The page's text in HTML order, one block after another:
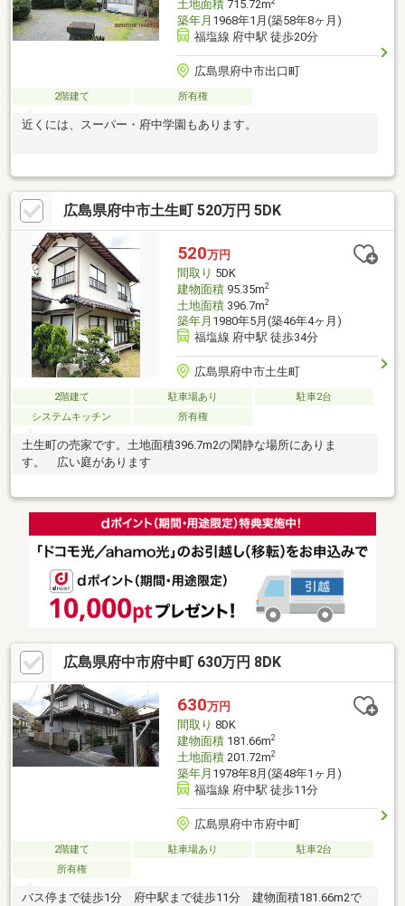
土地面積715.72m
築年月 1968年1月(築58年8ヶ月)
福塩線 府中駅 徒歩20分
広島県府中市出口町
2階建て 所有権
近くには、スーパー・府中学園もあります。
広島県府中市土生町 520万円 5DK
520万円
間取り 5DK
建物面積95.35m2
土地面積396.7m2
築年月 1980年5月(築46年4ヶ月)
福塩線 府中駅 徒歩34分
広島県府中市土生町
2階建て 駐車場あり
駐車2台
システムキッチン
所有権
土生町の売家です。土地面積396.7m2の閑静な場所にありま
す。 広い庭があります
広島県府中市府中町 630万円 8DK
630万円
間取り 8DK
建物面積181.66m2
土地面積201.72m2
築年月 1978年8月(築48年1ヶ月)
福塩線 府中駅 徒歩11分
広島県府中市府中町
2階建て 駐車場あり
駐車2台
所有権
バス停まで徒歩1分 府中駅まで徒歩11分 建物面積181.66m2で